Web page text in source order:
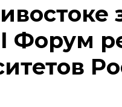
Форум